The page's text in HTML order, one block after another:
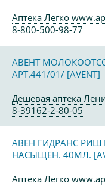
Аптека Легко
8-800-500-98-77
АВЕНТ
АРТ.441/01/ [AVENT]
Дешевая аптека
8-39162-2-80-05
АВЕН ГИДРАНС РИШ
НАСЫЩЕН. 40МЛ.
Аптека Легко